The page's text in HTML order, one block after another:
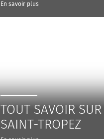
En savoir plus
TOUT SAVOIR SUR
SAINT-TROPEZ